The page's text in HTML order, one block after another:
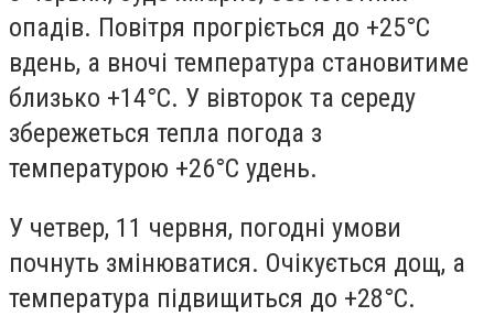
опадів. Повітря прогріється до +25°C
вдень, а вночі температура становитиме
близько +14°C. У вівторок та середу
збережеться тепла погода з
температурою +26°C удень.
У четвер, 11 червня, погодні умови
почнуть змінюватися. Очікується дощ, а
температура підвищиться до +28°C.